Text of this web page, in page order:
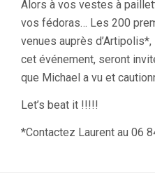
Alors à vos vestes à
vos fédoras… Les 200
venues auprès
cet événement, seront
que Michael a vu et
Let’s beat it !!!!!
*Contactez Laurent au 06